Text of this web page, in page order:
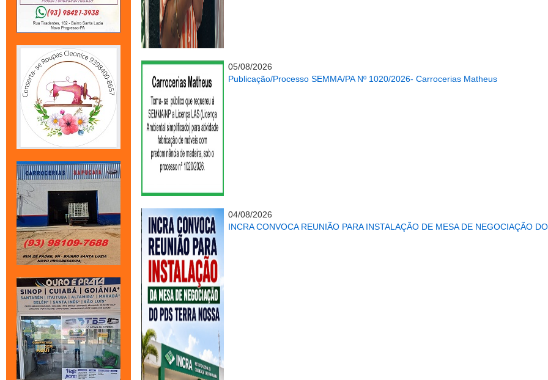
05/08/2026
Publicação/Processo SEMMA/PA Nº 1020/2026- Carrocerias Matheus
04/08/2026
INCRA CONVOCA REUNIÃO PARA INSTALAÇÃO DE MESA DE NEGOCIAÇÃO